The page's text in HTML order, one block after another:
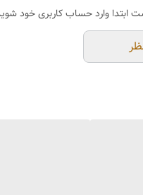
ابتدا وارد حساب کاربری خود